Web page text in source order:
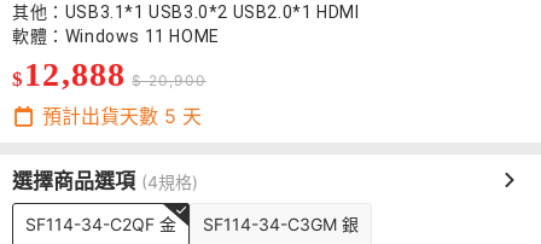
其他：USB3.1*1 USB3.0*2 USB2.0*1 HDMI
軟體：Windows 11 HOME
$ 12,888 $ 20,900
預計出貨天數 5 天
選擇商品選項 (4規格)
SF114-34-C2QF 金 SF114-34-C3GM 銀